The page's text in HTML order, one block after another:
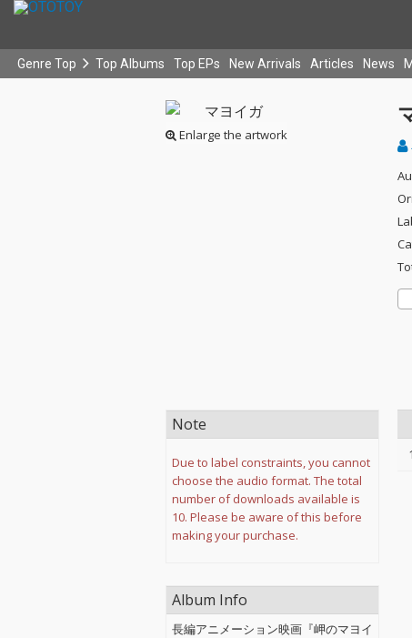
Genre Top Top Albums Top EPs New Arrivals Articles News
Enlarge the artwork
1
Note
Due to label constraints, you cannot
choose the audio format. The total
number of downloads available is
10. Please be aware of this before
making your purchase.
Album Info
長編アニメーション映画『岬のマヨイ